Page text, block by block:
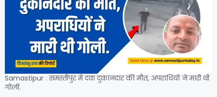
Samastipur : समस्तीपुर में दवा दुकानदार की मौत, अपराधियों ने मारी थी
गोली.